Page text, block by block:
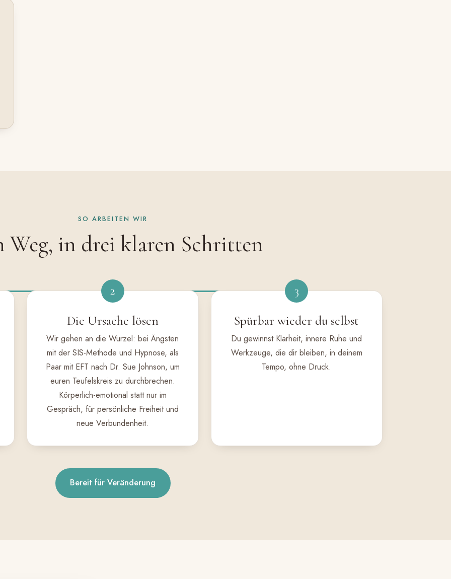
SO ARBEITEN WIR
Weg, in drei klaren Schritten
2
Die Ursache lösen
Wir gehen an die Wurzel: bei Ängsten
mit der SIS-Methode und Hypnose, als
Paar mit EFT nach Dr. Sue Johnson, um
euren Teufelskreis zu durchbrechen.
Körperlich-emotional statt nur im
Gespräch, für persönliche Freiheit und
neue Verbundenheit.
3
Spürbar wieder du selbst
Du gewinnst Klarheit, innere Ruhe und
Werkzeuge, die dir bleiben, in deinem
Tempo, ohne Druck.
Bereit für Veränderung